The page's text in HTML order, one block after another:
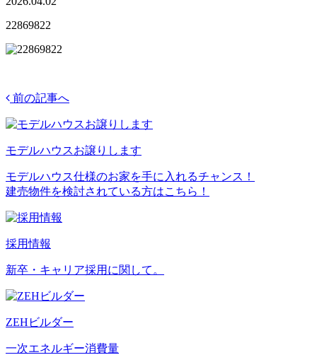
22869822
前の記事へ
モデルハウスお譲りします
モデルハウス仕様のお家を手に入れるチャンス！
建売物件を検討されている方はこちら！
採用情報
新卒・キャリア採用に関して。
ZEHビルダー
一次エネルギー消費量